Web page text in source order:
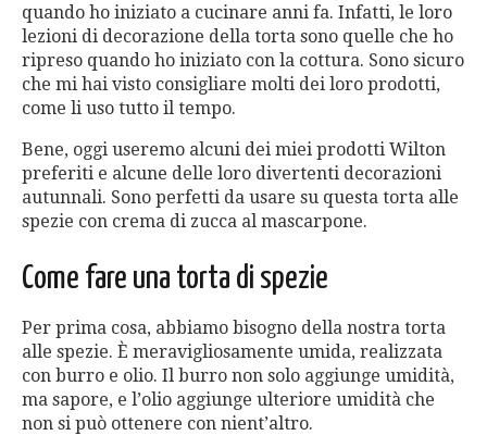
quando ho iniziato a cucinare anni fa. Infatti, le loro
lezioni di decorazione della torta sono quelle che ho
ripreso quando ho iniziato con la cottura. Sono sicuro
che mi hai visto consigliare molti dei loro prodotti,
come li uso tutto il tempo.
Bene, oggi useremo alcuni dei miei prodotti Wilton
preferiti e alcune delle loro divertenti decorazioni
autunnali. Sono perfetti da usare su questa torta alle
spezie con crema di zucca al mascarpone.
Come fare una torta di spezie
Per prima cosa, abbiamo bisogno della nostra torta
alle spezie. È meravigliosamente umida, realizzata
con burro e olio. Il burro non solo aggiunge umidità,
ma sapore, e l’olio aggiunge ulteriore umidità che
non si può ottenere con nient’altro.